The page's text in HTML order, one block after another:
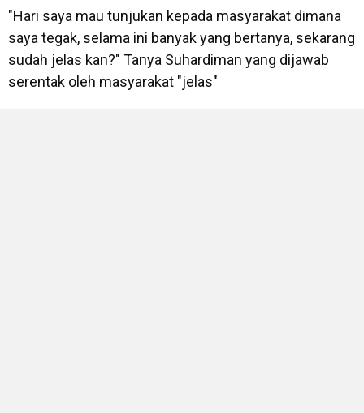
"Hari saya mau tunjukan kepada masyarakat dimana
saya tegak, selama ini banyak yang bertanya, sekarang
sudah jelas kan?" Tanya Suhardiman yang dijawab
serentak oleh masyarakat "jelas"